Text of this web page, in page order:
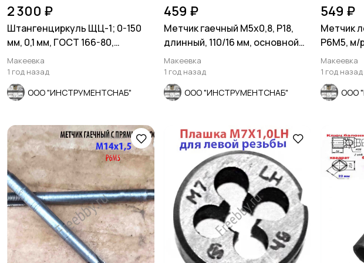
2 300 ₽
Штангенциркуль ЩЦ-1; 0-150
мм, 0,1 мм, ГОСТ 166-80,
Ставрополь.
Макеевка
1 год назад
ООО "ИНСТРУМЕНТСНАБ"
459 ₽
Метчик гаечный М5х0,8, Р18,
длинный, 110/16 мм, основной
шаг, СССР.
Макеевка
1 год назад
ООО "ИНСТРУМЕНТСНАБ"
549 ₽
Метчик
Р6М5, м/
шаг.
Макеевка
1 год назад
ООО